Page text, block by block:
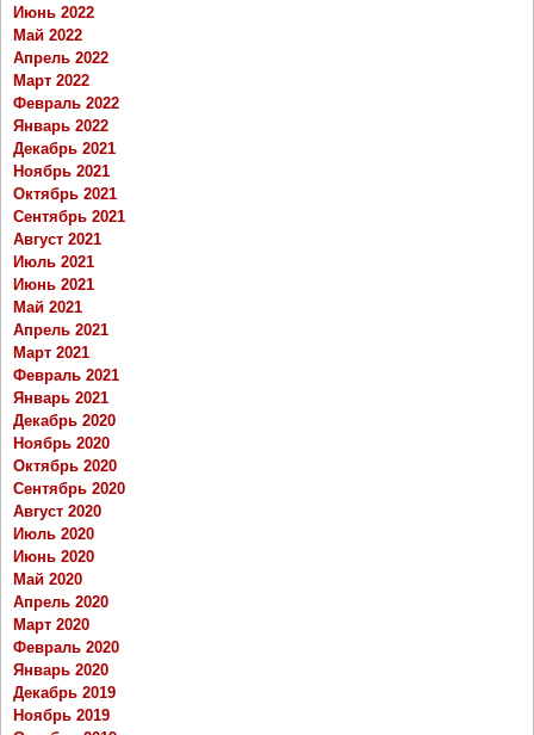
Июнь 2022
Май 2022
Апрель 2022
Март 2022
Февраль 2022
Январь 2022
Декабрь 2021
Ноябрь 2021
Октябрь 2021
Сентябрь 2021
Август 2021
Июль 2021
Июнь 2021
Май 2021
Апрель 2021
Март 2021
Февраль 2021
Январь 2021
Декабрь 2020
Ноябрь 2020
Октябрь 2020
Сентябрь 2020
Август 2020
Июль 2020
Июнь 2020
Май 2020
Апрель 2020
Март 2020
Февраль 2020
Январь 2020
Декабрь 2019
Ноябрь 2019